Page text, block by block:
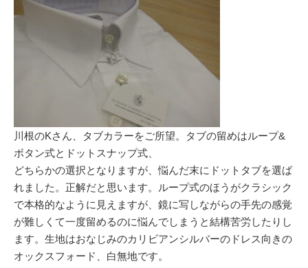
川根のKさん、タブカラーをご所望。タブの留めはループ&
ボタン式とドットスナップ式、
どちらかの選択となりますが、悩んだ末にドットタブを選ば
れました。正解だと思います。ループ式のほうがクラシック
で本格的なように見えますが、鏡に写しながらの手先の感覚
が難しくて一度留めるのに悩んでしまうと結構苦労したりし
ます。生地はおなじみのカリビアンシルバーのドレス向きの
オックスフォード、白無地です。